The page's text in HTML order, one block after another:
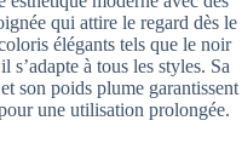
qui attire le regard dès le
élégants tels que le noir
à tous les styles. Sa
son poids plume garantissent
une utilisation prolongée.